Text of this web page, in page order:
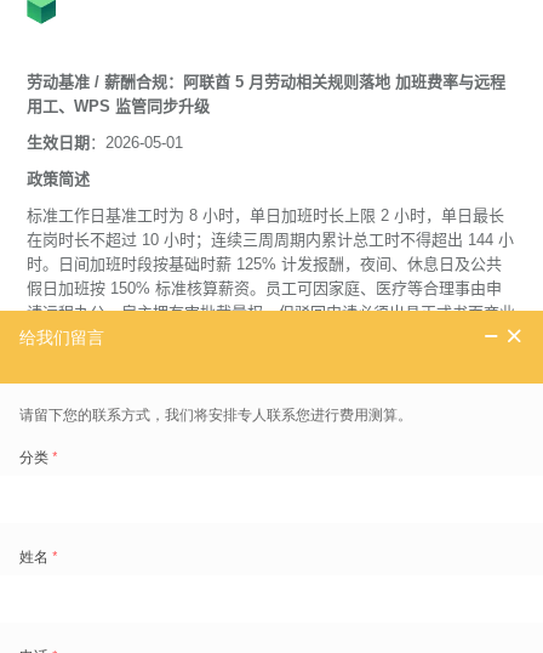
劳动基准 / 薪酬合规：阿联酋 5 月劳动相关规则落地 加班费率与远程
用工、WPS 监管同步升级
生效日期 ：2026-05-01
政策简述
标准工作日基准工时为 8 小时，单日加班时长上限 2 小时，单日最长
在岗时长不超过 10 小时；连续三周周期内累计总工时不得超出 144 小
时。日间加班时段按基础时薪 125% 计发报酬，夜间、休息日及公共
假日加班按 150% 标准核算薪资。员工可因家庭、医疗等合理事由申
请远程办公，雇主拥有审批裁量权，但驳回申请必须出具正式书面商业
理由说明。阿联酋人力资源部同步升级 WPS 薪资监管体系，改为全数
标准及数据真实性的常态化监管。
合规与企业影响
在阿经营企业须即刻校准考勤、算薪系统内加班时段划分、费率标准及
要求，企业必须保障内部薪酬系统与官方数字化 WPS 平台实现稳定接